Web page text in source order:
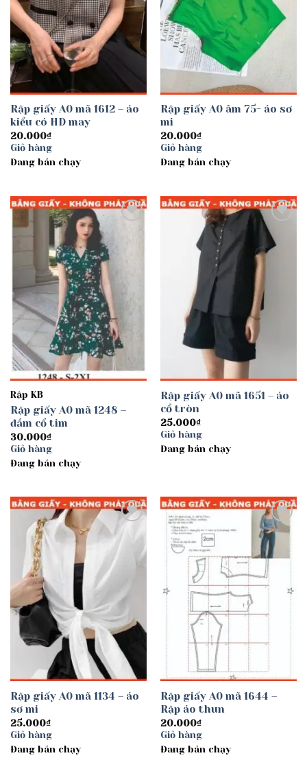
Rập giấy A0 mã 1612 – áo
kiểu có HD may
20.000₫
Giỏ hàng
Đang bán chạy
Rập giấy A0 ãm 75- áo sơ
mi
20.000₫
Giỏ hàng
Đang bán chạy
Rập KB
Rập giấy A0 mã 1248 –
đầm cổ tim
30.000₫
Giỏ hàng
Đang bán chạy
Add to
wishlist
Rập giấy A0 mã 1651 – áo
cổ tròn
25.000₫
Giỏ hàng
Đang bán chạy
Add to
wishlist
Rập giấy A0 mã 1134 – áo
sơ mi
25.000₫
Giỏ hàng
Đang bán chạy
Add to
wishlist
Rập giấy A0 mã 1644 –
Rập áo thun
20.000₫
Giỏ hàng
Đang bán chạy